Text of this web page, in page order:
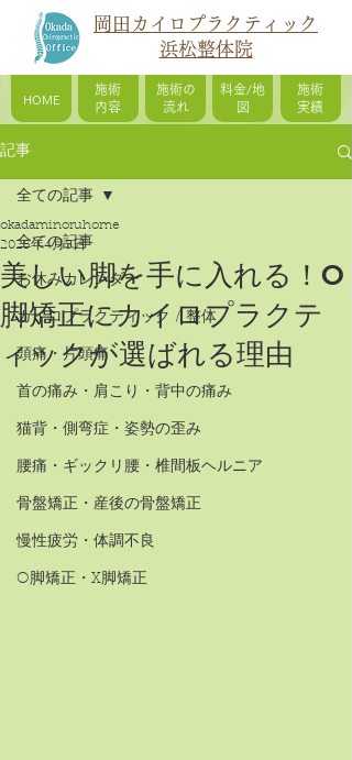
HOME
施術
内容
施術の
流れ
料金/地
図
施術
実績
岡田カイロプラクティック
浜松整体院
記事
全ての記事
お休みカレンダー
カイロプラクティック / 整体
頭痛・片頭痛
首の痛み・肩こり・背中の痛み
猫背・側弯症・姿勢の歪み
腰痛・ギックリ腰・椎間板ヘルニア
骨盤矯正・産後の骨盤矯正
慢性疲労・体調不良
O脚矯正・X脚矯正
全ての記事
美しい脚を手に入れる！O
脚矯正にカイロプラクテ
ィックが選ばれる理由
okadaminoruhome
2025年4月3日